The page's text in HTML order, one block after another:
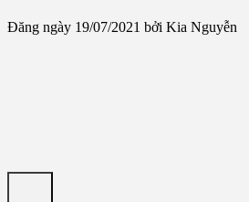
Đăng ngày 19/07/2021 bởi Kia Nguyễn